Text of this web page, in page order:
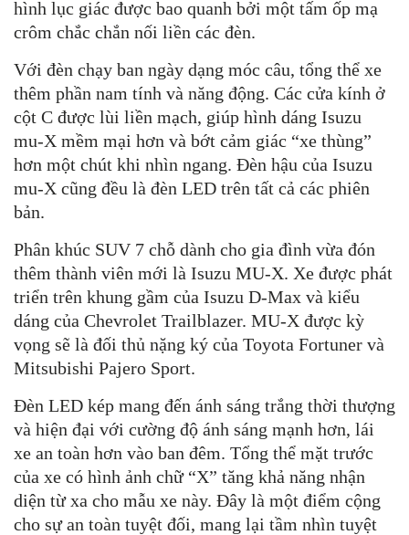
hình lục giác được bao quanh bởi một tấm ốp mạ
crôm chắc chắn nối liền các đèn.
Với đèn chạy ban ngày dạng móc câu, tổng thể xe
thêm phần nam tính và năng động. Các cửa kính ở
cột C được lùi liền mạch, giúp hình dáng Isuzu
mu-X mềm mại hơn và bớt cảm giác “xe thùng”
hơn một chút khi nhìn ngang. Đèn hậu của Isuzu
mu-X cũng đều là đèn LED trên tất cả các phiên
bản.
Phân khúc SUV 7 chỗ dành cho gia đình vừa đón
thêm thành viên mới là Isuzu MU-X. Xe được phát
triển trên khung gầm của Isuzu D-Max và kiểu
dáng của Chevrolet Trailblazer. MU-X được kỳ
vọng sẽ là đối thủ nặng ký của Toyota Fortuner và
Mitsubishi Pajero Sport.
Đèn LED kép mang đến ánh sáng trắng thời thượng
và hiện đại với cường độ ánh sáng mạnh hơn, lái
xe an toàn hơn vào ban đêm. Tổng thể mặt trước
của xe có hình ảnh chữ “X” tăng khả năng nhận
diện từ xa cho mẫu xe này. Đây là một điểm cộng
cho sự an toàn tuyệt đối, mang lại tầm nhìn tuyệt